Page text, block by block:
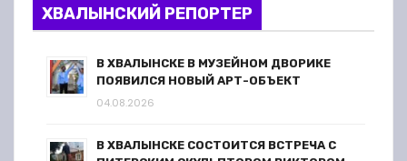
ХВАЛЫНСКИЙ РЕПОРТЕР
В ХВАЛЫНСКЕ В МУЗЕЙНОМ ДВОРИКЕ
ПОЯВИЛСЯ НОВЫЙ АРТ-ОБЪЕКТ
04.08.2026
В ХВАЛЫНСКЕ СОСТОИТСЯ ВСТРЕЧА С